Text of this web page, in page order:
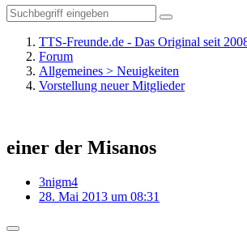
TTS-Freunde.de - Das Original seit
Forum
Allgemeines > Neuigkeiten
Vorstellung neuer Mitglieder
einer der Misanos
3nigm4
28. Mai 2013 um 08:31